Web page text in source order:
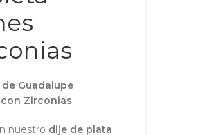
Guadalupe
Zirconias
nuestro dije de plata